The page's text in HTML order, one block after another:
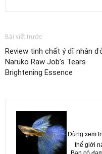
Bài viết trước
Review tinh chất ý dĩ nhân
Naruko Raw Job’s Tears
Brightening Essence
Đừng xem
thế giới